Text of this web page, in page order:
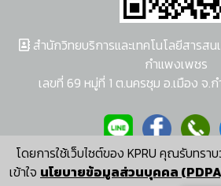
โดยการใช้เว็บไซต์ของ KPRU คุณรับทรา
เข้าใจ นโยบายข้อมูลส่วนบุคคล
สำนักวิทยบริการและเทคโนโลยีสารส
กำแพงเพชร
เลขที่ 69 หมู่ที่ 1 ต.นครชุม อ.เมือง จ
ผู้พัฒนาระบบ อนุชา พ